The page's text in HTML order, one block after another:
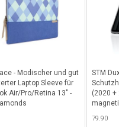
- Modischer und gut
Laptop Sleeve für
Air/Pro/Retina 13" -
STM
(2020
79.90